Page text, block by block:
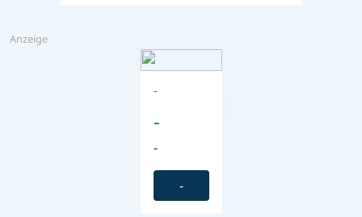
Anzeige
-
-
-
-